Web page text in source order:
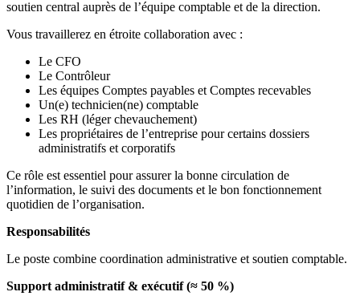
soutien central auprès de l’équipe comptable et de la direction.
Vous travaillerez en étroite collaboration avec :
Le CFO
Le Contrôleur
Les équipes Comptes payables et Comptes recevables
Un(e) technicien(ne) comptable
Les RH (léger chevauchement)
Les propriétaires de l’entreprise pour certains dossiers
administratifs et corporatifs
Ce rôle est essentiel pour assurer la bonne circulation de
l’information, le suivi des documents et le bon fonctionnement
quotidien de l’organisation.
Responsabilités
Le poste combine coordination administrative et soutien comptable.
Support administratif & exécutif (≈ 50 %)